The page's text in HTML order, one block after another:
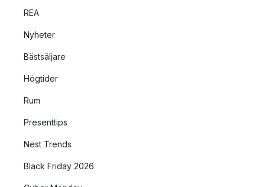
REA
Nyheter
Bästsäljare
Högtider
Rum
Presenttips
Nest Trends
Black Friday 2026